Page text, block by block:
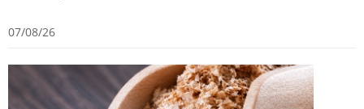
07/08/26